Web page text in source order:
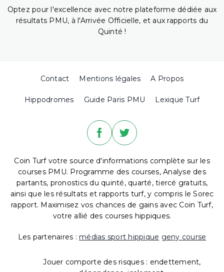
Optez pour l'excellence avec notre plateforme dédiée aux
résultats PMU, à l'Arrivée Officielle, et aux rapports du
Quinté !
Contact Mentions légales A Propos
Hippodromes Guide Paris PMU Lexique Turf
Coin Turf votre source d'informations complète sur les
courses PMU. Programme des courses, Analyse des
partants, pronostics du quinté, quarté, tiercé gratuits,
ainsi que les résultats et rapports turf, y compris le Sorec
rapport. Maximisez vos chances de gains avec Coin Turf,
votre allié des courses hippiques.
Les partenaires : médias sport hippique geny course
Jouer comporte des risques : endettement,